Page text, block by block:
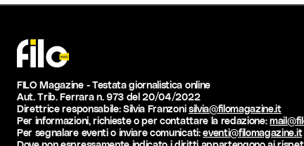
FILO Magazine - Testata giornalistica online
Aut. Trib. Ferrara n. 973 del 20/04/2022
Direttrice responsabile: Silvia Franzonisilvia@filomagazine.it
Per informazioni, richieste o per contattare la redazione:
Per segnalare eventi o inviare comunicati:eventi@filomagazine.it